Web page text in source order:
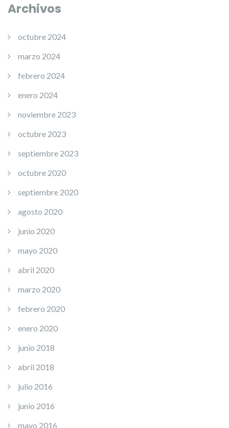
Archivos
octubre 2024
marzo 2024
febrero 2024
enero 2024
noviembre 2023
octubre 2023
septiembre 2023
octubre 2020
septiembre 2020
agosto 2020
junio 2020
mayo 2020
abril 2020
marzo 2020
febrero 2020
enero 2020
junio 2018
abril 2018
julio 2016
junio 2016
mayo 2016